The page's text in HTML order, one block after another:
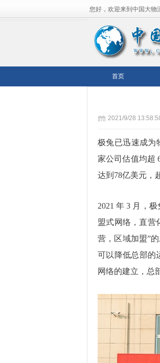
您好，欢迎来到中国大物
首页
2021/9/28
极兔已迅速成为
家公司估值均超
达到78亿美元，
2021 年 3 月，
盟式网络，直营
营，区域加盟”
可以降低总部的
网络的建立，总